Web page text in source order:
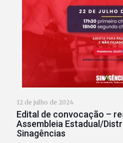
12 de julho de 2024
Edital de convocação –
Assembleia Estadual/
Sinagências